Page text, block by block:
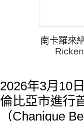
南卡羅來
2026年3月10
倫比亞市進行
（Chanique